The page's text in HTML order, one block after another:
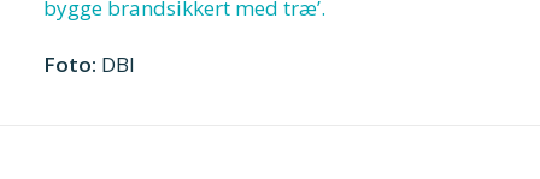
bygge brandsikkert med træ’.
Foto: DBI